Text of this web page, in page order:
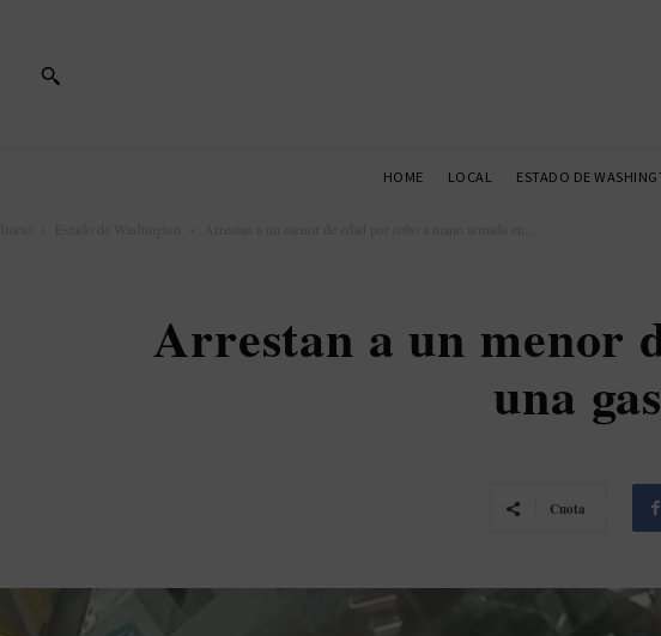
HOME LOCAL ESTADO DE
Arrestan a un menor
una
Cuota